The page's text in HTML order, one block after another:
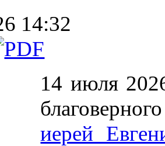
14:32
14 июля
иерей